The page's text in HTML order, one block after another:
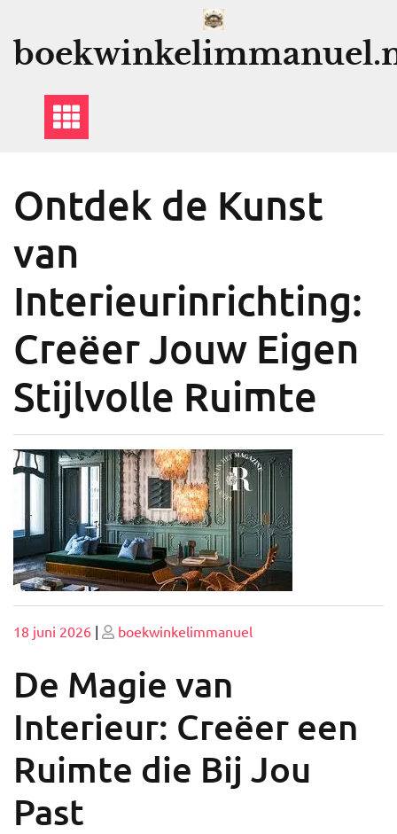
Ontdek de Kunst
van
Interieurinrichting:
Creëer Jouw Eigen
Stijlvolle Ruimte
Geplaatst
18 juni 2026 | Geplaatst
boekwinkelimmanuel
De Magie van
Interieur: Creëer een
Ruimte die Bij Jou
Past